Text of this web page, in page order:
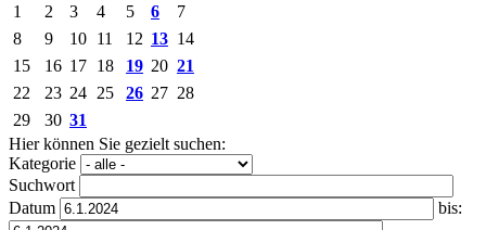
1
2 3 4 5 6
7
8
9 10 11 12 13 14
15
16 17 18 19 20 21
22
23 24 25 26 27 28
29
30 31
Hier können Sie gezielt suchen:
Kategorie
Suchwort
Datum
bis: